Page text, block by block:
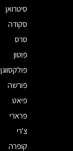
סיטרואן
סקודה
סרס
פוטון
פולקסווגן
פורשה
פיאט
פרארי
צ'רי
קופרה